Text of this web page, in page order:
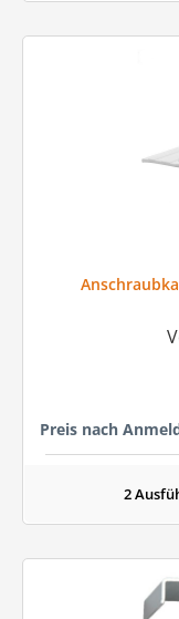
Preis nach
2